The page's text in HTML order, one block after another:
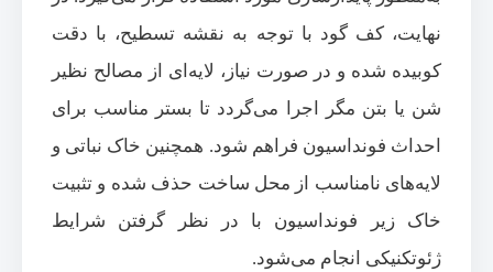
نهایت، کف گود با توجه به نقشه تسطیح، با دقت
کوبیده شده و در صورت نیاز، لایه‌ای از مصالح نظیر
شن یا بتن مگر اجرا می‌گردد تا بستر مناسب برای
احداث فونداسیون فراهم شود. همچنین خاک نباتی و
لایه‌های نامناسب از محل ساخت حذف شده و تثبیت
خاک زیر فونداسیون با در نظر گرفتن شرایط
ژئوتکنیکی انجام می‌شود.